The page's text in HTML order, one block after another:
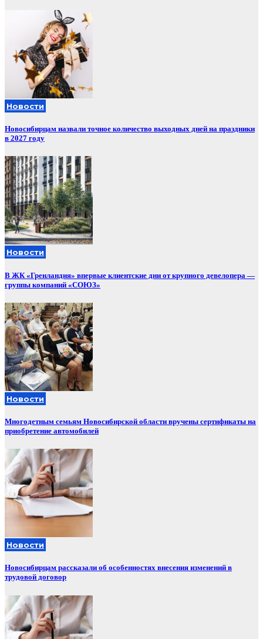
Новости
Новосибирцам назвали точное количество выходных дней на праздники
в 2027 году
Новости
В ЖК «Гренландия» впервые клиентские дни от крупного девелопера —
группы компаний «СОЮЗ»
Новости
Многодетным семьям Новосибирской области вручены сертификаты на
приобретение автомобилей
Новости
Новосибирцам рассказали об особенностях внесения изменений в
трудовой договор